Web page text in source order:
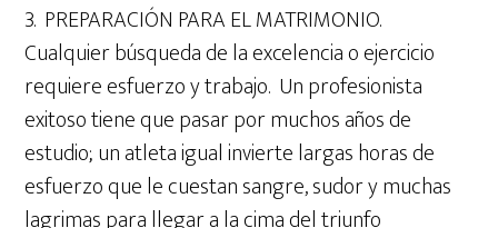
3. PREPARACIÓN PARA EL MATRIMONIO.
Cualquier búsqueda de la excelencia o ejercicio
requiere esfuerzo y trabajo. Un profesionista
exitoso tiene que pasar por muchos años de
estudio; un atleta igual invierte largas horas de
esfuerzo que le cuestan sangre, sudor y muchas